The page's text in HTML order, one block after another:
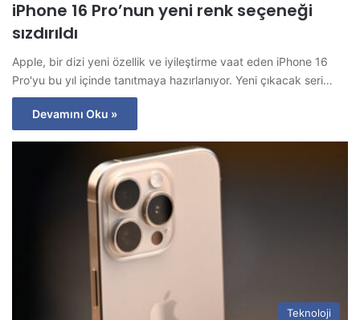
iPhone 16 Pro’nun yeni renk seçeneği
sızdırıldı
Apple, bir dizi yeni özellik ve iyileştirme vaat eden iPhone 16
Pro'yu bu yıl içinde tanıtmaya hazırlanıyor. Yeni çıkacak seri…
Devamını Oku »
Teknoloji